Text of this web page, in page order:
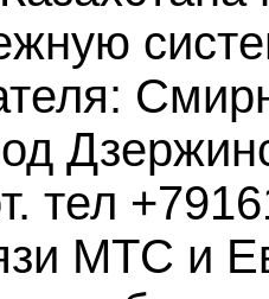
тел
МТС и